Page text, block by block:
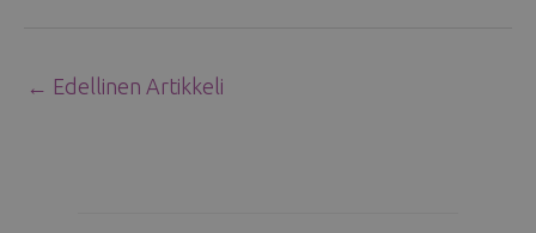
← Edellinen Artikkeli